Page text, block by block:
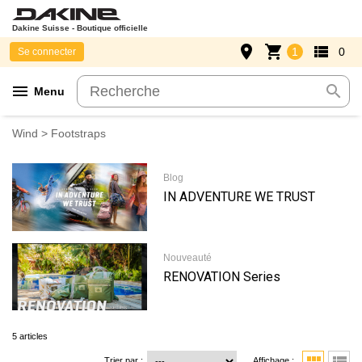
Dakine Suisse - Boutique officielle
menu Menu search
Se connecter place shopping_cart 1 view_list 0
Wind > Footstraps
Blog
IN ADVENTURE WE TRUST
Nouveauté
RENOVATION Series
5 articles